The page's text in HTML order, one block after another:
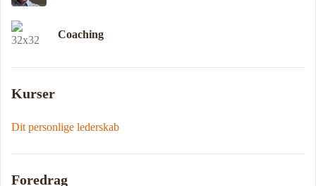
Coaching
Kurser
Dit personlige lederskab
Foredrag